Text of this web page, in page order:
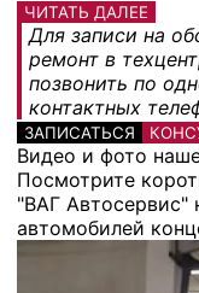
ЧИТАТЬ ДАЛЕЕ
Для записи на
ремонт в
позвонить по
контактных
ЗАПИСАТЬСЯ
Видео и фото
Посмотрите
"ВАГ Автосервис"
автомобилей